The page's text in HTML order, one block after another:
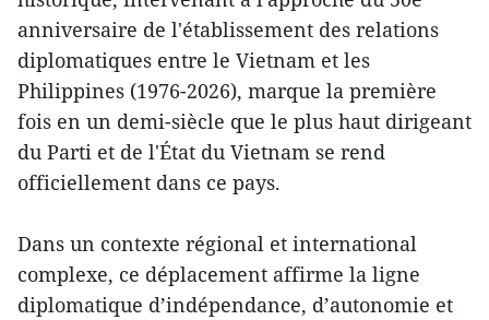
anniversaire de l'établissement des relations
diplomatiques entre le Vietnam et les
Philippines (1976-2026), marque la première
fois en un demi-siècle que le plus haut dirigeant
du Parti et de l'État du Vietnam se rend
officiellement dans ce pays.
Dans un contexte régional et international
complexe, ce déplacement affirme la ligne
diplomatique d’indépendance, d’autonomie et